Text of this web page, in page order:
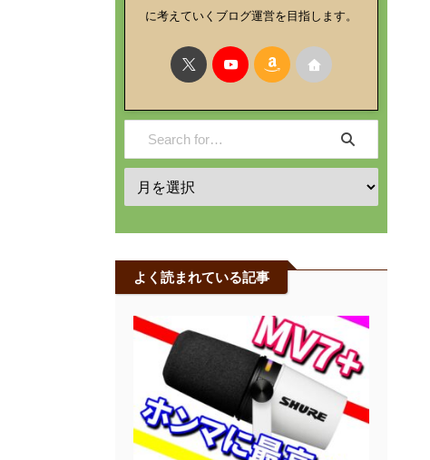
に考えていくブログ運営を目指します。
よく読まれている記事